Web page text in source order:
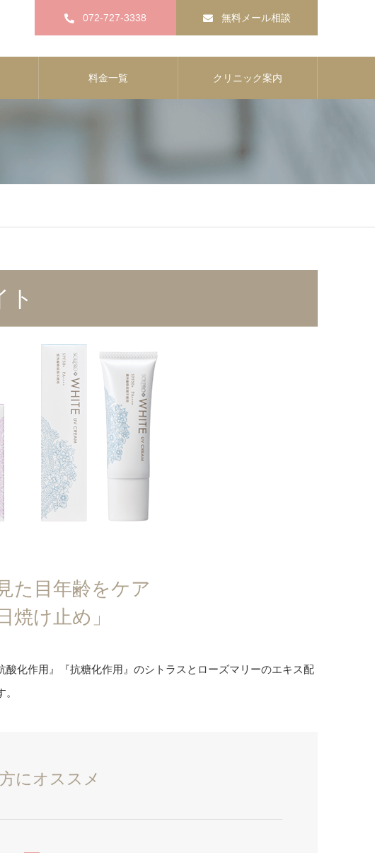
072-727-3338 無料メール相談
料金一覧 クリニック案内
ト
た目年齢をケア
焼け止め」
化作用』『抗糖化作用』のシトラスとローズマリーのエキス配
にオススメ